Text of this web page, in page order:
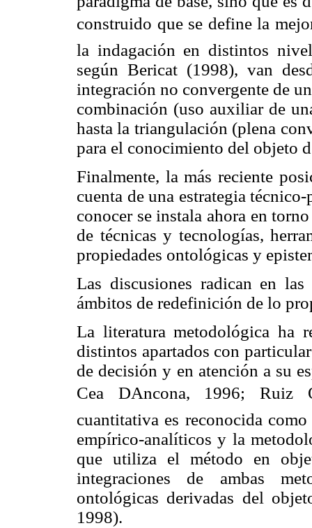
construido que se define la
la indagación en distintos
según Bericat (1998), van
integración no convergente de
combinación (uso auxiliar de
hasta la triangulación (plena
para el conocimiento del objeto
Finalmente, la más reciente
cuenta de una estrategia
conocer se instala ahora en
de técnicas y tecnologías,
propiedades ontológicas y
Las discusiones radican en
ámbitos de redefinición de lo
La literatura metodológica ha
distintos apartados con
de decisión y en atención a su
Cea DAncona, 1996; Ruiz
cuantitativa es reconocida
empírico-analíticos y la
que utiliza el método en
integraciones de ambas
ontológicas derivadas del
1998).